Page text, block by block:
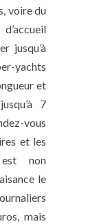
voire du
jusqu’à
yachts
et
7
vous
et les
non
le
mais